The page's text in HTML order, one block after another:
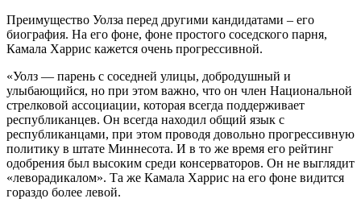
Преимущество Уолза перед другими кандидатами – его
биография. На его фоне, фоне простого соседского парня,
Камала Харрис кажется очень прогрессивной.
«Уолз — парень с соседней улицы, добродушный и
улыбающийся, но при этом важно, что он член Национальной
стрелковой ассоциации, которая всегда поддерживает
республиканцев. Он всегда находил общий язык с
республиканцами, при этом проводя довольно прогрессивную
политику в штате Миннесота. И в то же время его рейтинг
одобрения был высоким среди консерваторов. Он не выглядит
«леворадикалом». Та же Камала Харрис на его фоне видится
гораздо более левой.